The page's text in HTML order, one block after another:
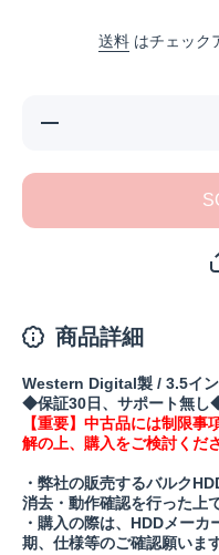
送料 はチェック
【中古・検
N32N(保証
商品詳細
Western Digital製 / 3.5イ
◆保証30日、サポート無
【重要】中古品には制限
解の上、購入をご検討くださ
・弊社の販売するバルク
消去・動作確認を行った上
・購入の際は、HDDメー
期、仕様等のご確認願います